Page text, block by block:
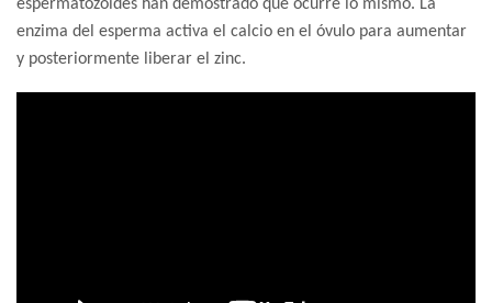
espermatozoides han demostrado que ocurre lo mismo. La
enzima del esperma activa el calcio en el óvulo para aumentar
y posteriormente liberar el zinc.